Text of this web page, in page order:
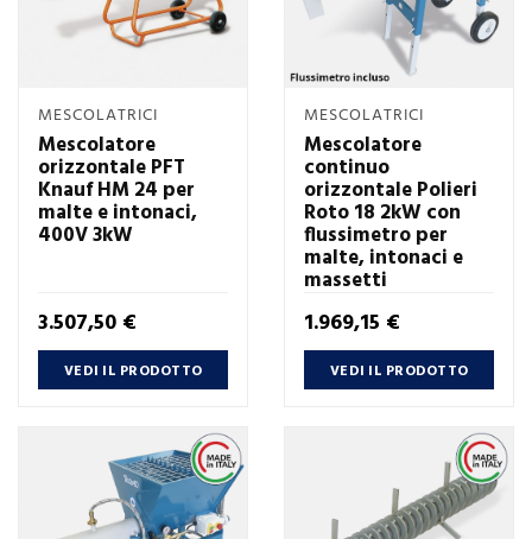
MESCOLATRICI
Mescolatore
orizzontale PFT
Knauf HM 24 per
malte e intonaci,
400V 3kW
Prezzo
3.507,50 €
VEDI IL PRODOTTO
MESCOLATRICI
Mescolatore
continuo
orizzontale Polieri
Roto 18 2kW con
flussimetro per
malte, intonaci e
massetti
Prezzo
1.969,15 €
VEDI IL PRODOTTO